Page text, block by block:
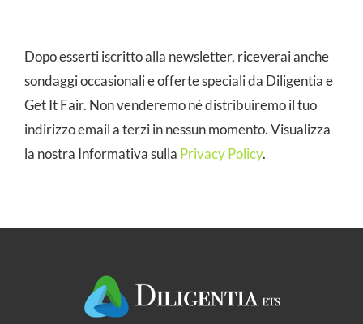
Dopo esserti iscritto alla newsletter, riceverai anche
sondaggi occasionali e offerte speciali da Diligentia e
Get It Fair. Non venderemo né distribuiremo il tuo
indirizzo email a terzi in nessun momento. Visualizza
la nostra Informativa sulla Privacy Policy.